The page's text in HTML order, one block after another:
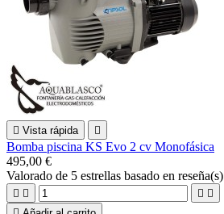
 Vista rápida 
Bomba piscina KS Evo 2 cv Monofásica
495,00 €
Valorado de 5 estrellas basado en reseña(s)
   